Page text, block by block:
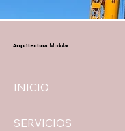
INICIO
SERVICIOS
Arquitectura Modular